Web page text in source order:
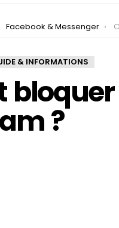
Facebook & Messenger
& INFORMATIONS
?